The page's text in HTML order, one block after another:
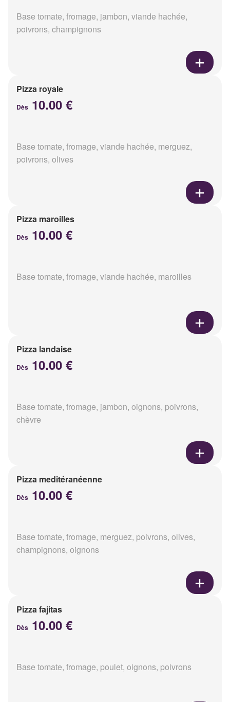
Base tomate, fromage, jambon, viande hachée,
poivrons, champignons
Pizza royale
Dès 10.00 €
Base tomate, fromage, viande hachée, merguez,
poivrons, olives
Pizza maroilles
Dès 10.00 €
Base tomate, fromage, viande hachée, maroilles
Pizza landaise
Dès 10.00 €
Base tomate, fromage, jambon, oignons, poivrons,
chèvre
Pizza meditéranéenne
Dès 10.00 €
Base tomate, fromage, merguez, poivrons, olives,
champignons, oignons
Pizza fajitas
Dès 10.00 €
Base tomate, fromage, poulet, oignons, poivrons